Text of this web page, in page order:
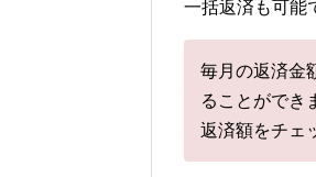
一括返済も可能
毎月の返済金
ることができ
返済額をチェ